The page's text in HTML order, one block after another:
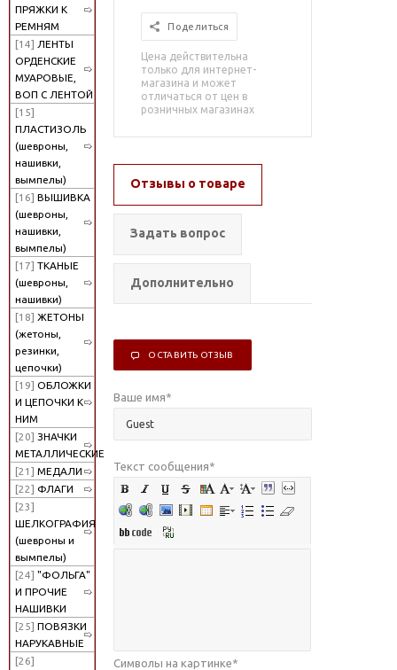
ПРЯЖКИ К
РЕМНЯМ
[14] ЛЕНТЫ
ОРДЕНСКИЕ
МУАРОВЫЕ,
ВОП С ЛЕНТОЙ
[15]
ПЛАСТИЗОЛЬ
(шевроны,
нашивки,
вымпелы)
[16] ВЫШИВКА
(шевроны,
нашивки,
вымпелы)
[17] ТКАНЫЕ
(шевроны,
нашивки)
[18] ЖЕТОНЫ
(жетоны,
резинки,
цепочки)
[19] ОБЛОЖКИ
И ЦЕПОЧКИ К
НИМ
[20] ЗНАЧКИ
МЕТАЛЛИЧЕСКИЕ
[21] МЕДАЛИ
[22] ФЛАГИ
[23]
ШЕЛКОГРАФИЯ
(шевроны и
вымпелы)
[24] "ФОЛЬГА"
И ПРОЧИЕ
НАШИВКИ
[25] ПОВЯЗКИ
НАРУКАВНЫЕ
[26]
Поделиться
Цена действительна
только для интернет-
магазина и может
отличаться от цен в
розничных магазинах
Отзывы о товаре
Задать вопрос
Дополнительно
ОСТАВИТЬ ОТЗЫВ
Ваше имя*
Текст сообщения*
Символы на картинке*